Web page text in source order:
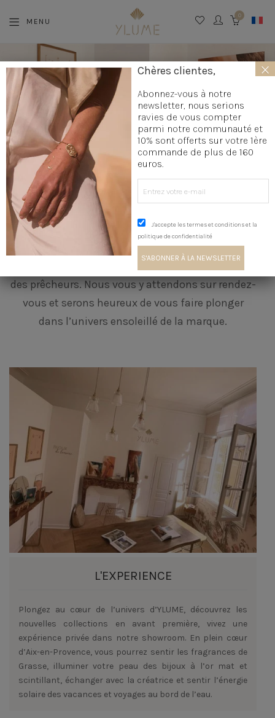
MENU
0
LE SHOWROOM
C’est en plein cœur de la ville d’Aix-en-Provence
qu’est né le showroom d’YLUME en Mars 2023, un
des prêcheurs. Nous vous y attendons sur rendez-
vous et serons heureux de vous faire plonger
dans l’univers ensoleillé de la marque.
L'EXPERIENCE
Plongez au cœur de l’univers d’YLUME, découvrez les
nouvelles collections en avant première, vivez une
expérience privée dans notre showroom. En plein cœur
d’Aix-en-Provence, vous pourrez sentir les fragrances de
Grasse, illuminer votre peau des bijoux à l’or mat et
scintillant, échanger avec la créatrice et sentir l’énergie
solaire des vacances et voyages au bord de l’eau.
Chères clientes,
Abonnez-vous à notre
newsletter, nous serions
ravies de vous compter
parmi notre communauté et
10% sont offerts sur votre 1ère
commande de plus de 160
euros.
J'accepte les termes et conditions et la
politique de confidentialité
×